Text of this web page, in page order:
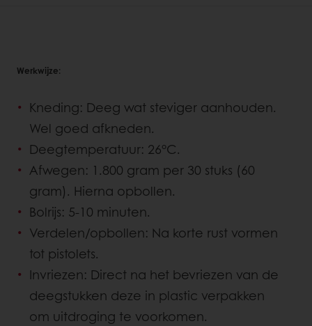
Werkwijze:
Kneding: Deeg wat steviger aanhouden.
Wel goed afkneden.
Deegtemperatuur: 26°C.
Afwegen: 1.800 gram per 30 stuks (60
gram). Hierna opbollen.
Bolrijs: 5-10 minuten.
Verdelen/opbollen: Na korte rust vormen
tot pistolets.
Invriezen: Direct na het bevriezen van de
deegstukken deze in plastic verpakken
om uitdroging te voorkomen.